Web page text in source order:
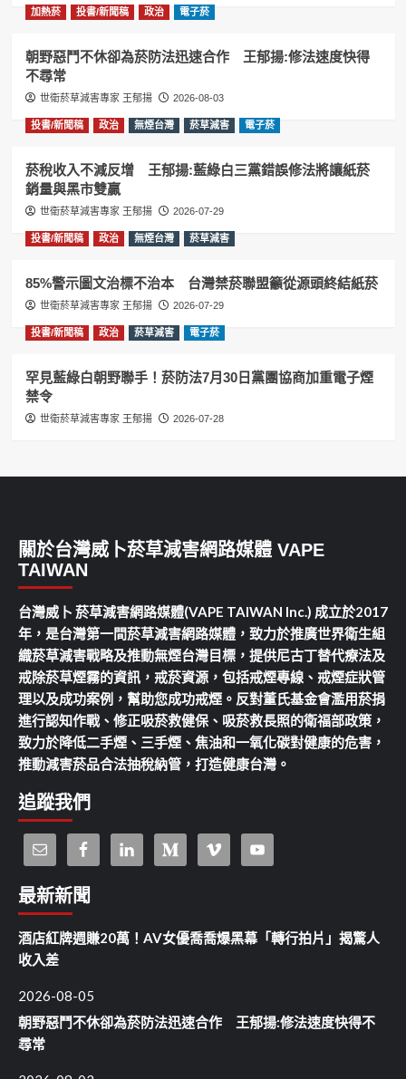
加熱菸 投書/新聞稿 政治 電子菸
朝野惡鬥不休卻為菸防法迅速合作 王郁揚:修法速度快得
不尋常
世衛菸草減害專家 王郁揚 2026-08-03
投書/新聞稿 政治 無煙台灣 菸草減害 電子菸
菸稅收入不減反增 王郁揚:藍綠白三黨錯誤修法將讓紙菸
銷量與黑市雙贏
世衛菸草減害專家 王郁揚 2026-07-29
投書/新聞稿 政治 無煙台灣 菸草減害
85%警示圖文治標不治本 台灣禁菸聯盟籲從源頭終結紙菸
世衛菸草減害專家 王郁揚 2026-07-29
投書/新聞稿 政治 菸草減害 電子菸
罕見藍綠白朝野聯手！菸防法7月30日黨團協商加重電子煙
禁令
世衛菸草減害專家 王郁揚 2026-07-28
關於台灣威卜菸草減害網路媒體 VAPE
TAIWAN
台灣威卜 菸草減害網路媒體(VAPE TAIWAN Inc.) 成立於2017
年，是台灣第一間菸草減害網路媒體，致力於推廣世界衛生組
織菸草減害戰略及推動無煙台灣目標，提供尼古丁替代療法及
戒除菸草煙霧的資訊，戒菸資源，包括戒煙專線、戒煙症狀管
理以及成功案例，幫助您成功戒煙。反對董氏基金會濫用菸捐
進行認知作戰、修正吸菸救健保、吸菸救長照的衛福部政策，
致力於降低二手煙、三手煙、焦油和一氧化碳對健康的危害，
推動減害菸品合法抽稅納管，打造健康台灣。
追蹤我們
最新新聞
酒店紅牌週賺20萬！AV女優喬喬爆黑幕「轉行拍片」揭驚人
收入差
2026-08-05
朝野惡鬥不休卻為菸防法迅速合作 王郁揚:修法速度快得不
尋常